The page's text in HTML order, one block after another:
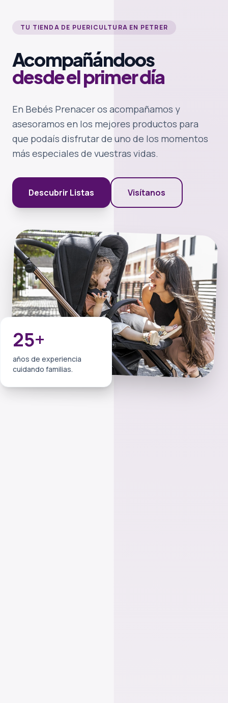
TU TIENDA DE PUERICULTURA EN PETRER
Acompañándoos
desde el primer día
En Bebés Prenacer os acompañamos y
asesoramos en los mejores productos para
que podaís disfrutar de uno de los momentos
más especiales de vuestras vidas.
Descubrir Listas Visítanos
25+
años de experiencia
cuidando familias.